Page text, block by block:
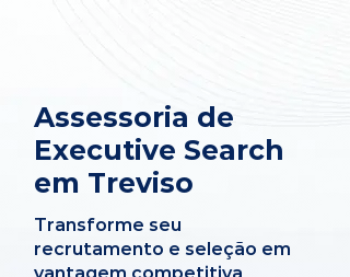
Assessoria de
Executive Search
em Treviso
Transforme seu
recrutamento e seleção em